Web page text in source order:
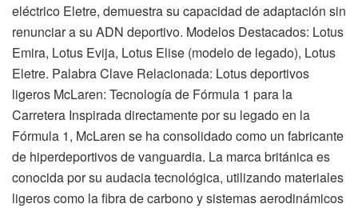
eléctrico Eletre, demuestra su capacidad de adaptación sin
renunciar a su ADN deportivo. Modelos Destacados: Lotus
Emira, Lotus Evija, Lotus Elise (modelo de legado), Lotus
Eletre. Palabra Clave Relacionada: Lotus deportivos
ligeros McLaren: Tecnología de Fórmula 1 para la
Carretera Inspirada directamente por su legado en la
Fórmula 1, McLaren se ha consolidado como un fabricante
de hiperdeportivos de vanguardia. La marca británica es
conocida por su audacia tecnológica, utilizando materiales
ligeros como la fibra de carbono y sistemas aerodinámicos